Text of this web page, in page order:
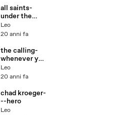
all saints-
under the
bridge
Leo
20 anni fa
the calling-
whenever you
will go
Leo
20 anni fa
chad kroeger-
--hero
Leo